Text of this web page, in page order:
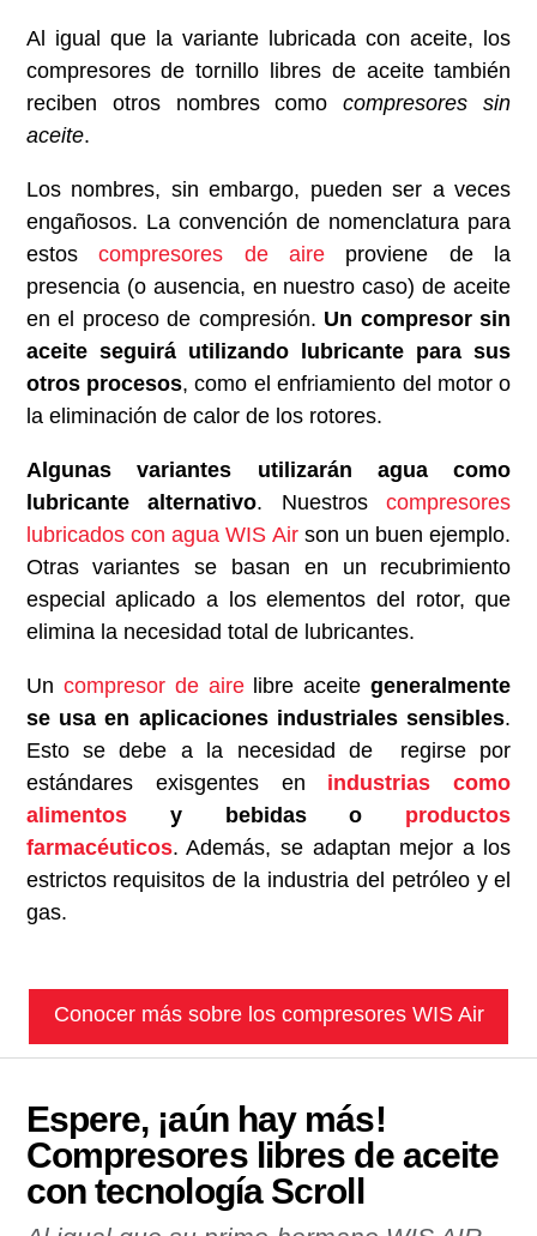
Al igual que la variante lubricada con aceite, los
compresores de tornillo libres de aceite también
reciben otros nombres comocompresores sin
aceite.
Los nombres, sin embargo, pueden ser a veces
engañosos. La convención de nomenclatura para
estoscompresores de aire proviene de la
presencia (o ausencia, en nuestro caso) de aceite
en el proceso de compresión. Un compresor sin
aceite seguirá utilizando lubricante para sus
otros procesos, como el enfriamiento del motor o
la eliminación de calor de los rotores.
Algunas variantes utilizarán agua como
lubricante alternativo. Nuestroscompresores
lubricados con agua WIS Airson un buen ejemplo.
Otras variantes se basan en un recubrimiento
especial aplicado a los elementos del rotor, que
elimina la necesidad total de lubricantes.
Un compresor de airelibre aceitegeneralmente
se usa en aplicaciones industriales sensibles.
Esto se debe a la necesidad de regirse por
estándares exisgentes en industrias como
alimentosy bebidas o productos
farmacéuticos. Además, se adaptan mejor a los
estrictos requisitos de la industria del petróleo y el
gas.
Conocer más sobre los compresores WIS Air
Espere, ¡aún hay más!
Compresores libres de aceite
con tecnología Scroll